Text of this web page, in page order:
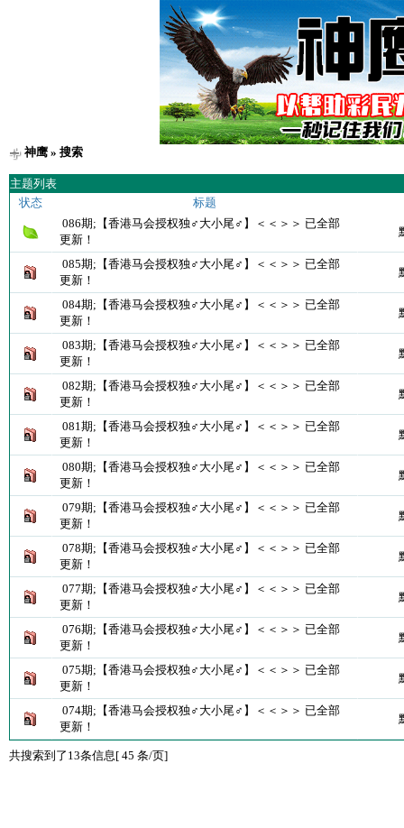
神鹰» 搜索
主题列表
状态
标题
086期;【香港马会授权独♂大小尾♂】＜＜＞＞ 已全部
更新！
085期;【香港马会授权独♂大小尾♂】＜＜＞＞ 已全部
更新！
084期;【香港马会授权独♂大小尾♂】＜＜＞＞ 已全部
更新！
083期;【香港马会授权独♂大小尾♂】＜＜＞＞ 已全部
更新！
082期;【香港马会授权独♂大小尾♂】＜＜＞＞ 已全部
更新！
081期;【香港马会授权独♂大小尾♂】＜＜＞＞ 已全部
更新！
080期;【香港马会授权独♂大小尾♂】＜＜＞＞ 已全部
更新！
079期;【香港马会授权独♂大小尾♂】＜＜＞＞ 已全部
更新！
078期;【香港马会授权独♂大小尾♂】＜＜＞＞ 已全部
更新！
077期;【香港马会授权独♂大小尾♂】＜＜＞＞ 已全部
更新！
076期;【香港马会授权独♂大小尾♂】＜＜＞＞ 已全部
更新！
075期;【香港马会授权独♂大小尾♂】＜＜＞＞ 已全部
更新！
074期;【香港马会授权独♂大小尾♂】＜＜＞＞ 已全部
更新！
共搜索到了13条信息[ 45 条/页]